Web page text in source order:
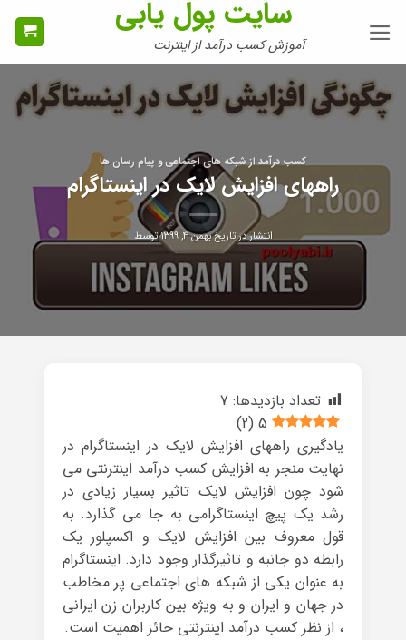
سایت پول یابی
آموزش کسب درآمد از اینترنت
کسب درآمد از شبکه های اجتماعی و پیام رسان ها
راههای افزایش لایک در اینستاگرام
انتشار در تاریخبهمن ۴, ۱۳۹۹ توسط
تعداد بازدیدها: 7
5
(
2
)
یادگیری راههای افزایش لایک در اینستاگرام در
نهایت منجر به افزایش کسب درآمد اینترنتی می
شود چون افزایش لایک تاثیر بسیار زیادی در
رشد یک پیچ اینستاگرامی به جا می گذارد. به
قول معروف بین افزایش لایک و اکسپلور یک
رابطه دو جانبه و تاثیرگذار وجود دارد. اینستاگرام
به عنوان یکی از شبکه های اجتماعی پر مخاطب
در جهان و ایران و به ویژه بین کاربران زن ایرانی
، از نظر کسب درآمد اینترنتی حائز اهمیت است.